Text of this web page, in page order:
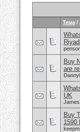
Тема /
Buy
are
UK
Buy
1590